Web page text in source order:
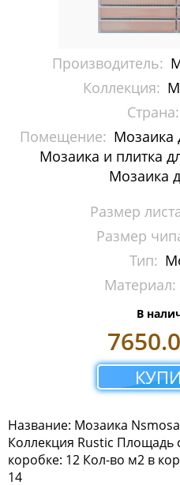
Мозаика
Мозаика Dao
Мозаика
Мозаика
Мозаика
Мозаика Mir
Мозаика
Мозаика
Мозаика
Мозаика
Мозаика Gold
Производитель:
Коллекция:
Страна:
Помещение: Мозаика
Мозаика и плитка
Размер
Размер
Тип:
Материал:
В
Название: Мозаика
Коллекция Rustic Площадь
коробке: 12 Кол-во м2 в
14